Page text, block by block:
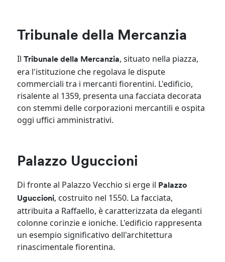
Tribunale della Mercanzia
IlTribunale della Mercanzia, situato nella piazza,
era l'istituzione che regolava le dispute
commerciali tra i mercanti fiorentini. L'edificio,
risalente al 1359, presenta una facciata decorata
con stemmi delle corporazioni mercantili e ospita
oggi uffici amministrativi.
Palazzo Uguccioni
Di fronte al Palazzo Vecchio si erge il Palazzo
Uguccioni, costruito nel 1550. La facciata,
attribuita a Raffaello, è caratterizzata da eleganti
colonne corinzie e ioniche. L'edificio rappresenta
un esempio significativo dell'architettura
rinascimentale fiorentina.